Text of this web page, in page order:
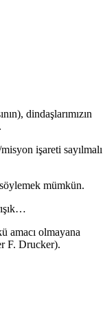
dindaşlarımızın
işareti sayılmalı
mümkün.
amacı olmayana
F. Drucker).